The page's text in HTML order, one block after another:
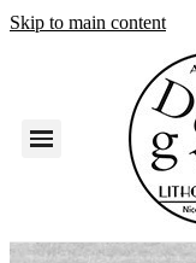
Skip to main content